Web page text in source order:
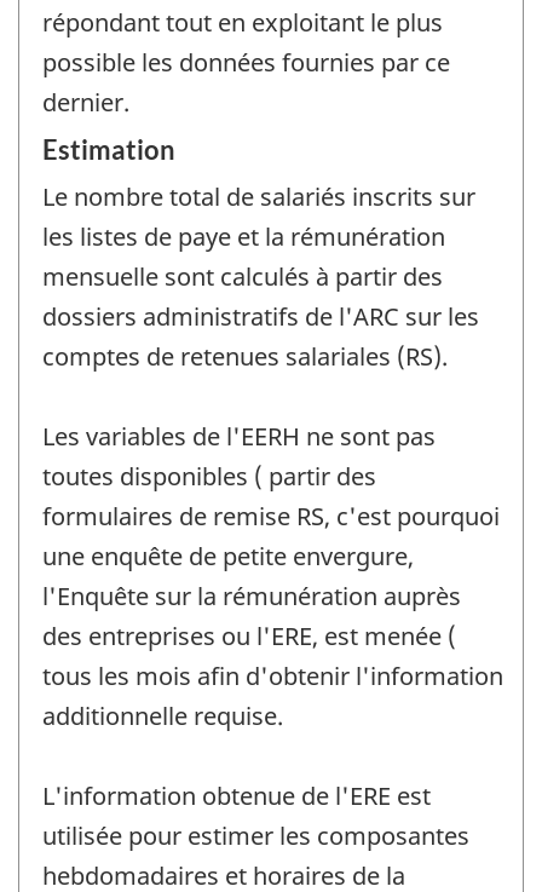
répondant tout en exploitant le plus
possible les données fournies par ce
dernier.
Estimation
Le nombre total de salariés inscrits sur
les listes de paye et la rémunération
mensuelle sont calculés à partir des
dossiers administratifs de l'ARC sur les
comptes de retenues salariales (RS).
Les variables de l'EERH ne sont pas
toutes disponibles ( partir des
formulaires de remise RS, c'est pourquoi
une enquête de petite envergure,
l'Enquête sur la rémunération auprès
des entreprises ou l'ERE, est menée (
tous les mois afin d'obtenir l'information
additionnelle requise.
L'information obtenue de l'ERE est
utilisée pour estimer les composantes
hebdomadaires et horaires de la